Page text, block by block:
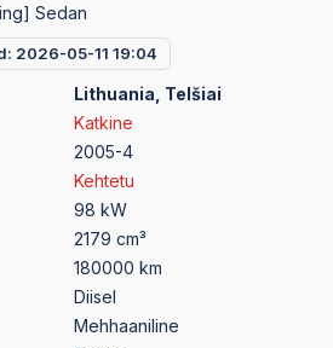
Sedan
2026-05-11 19:04
Lithuania, Telšiai
Katkine
2005-4
Kehtetu
98 kW
2179 cm³
180000 km
Diisel
Mehhaaniline